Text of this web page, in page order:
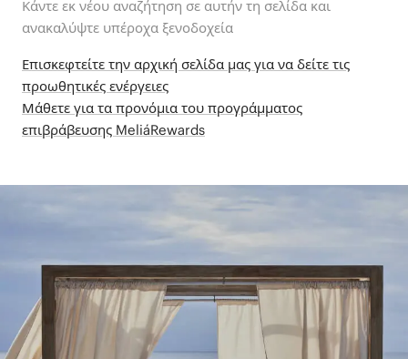
Κάντε εκ νέου αναζήτηση σε αυτήν τη σελίδα και
ανακαλύψτε υπέροχα ξενοδοχεία
Επισκεφτείτε την αρχική σελίδα μας για να δείτε τις
προωθητικές ενέργειες
Μάθετε για τα προνόμια του προγράμματος
επιβράβευσης MeliáRewards